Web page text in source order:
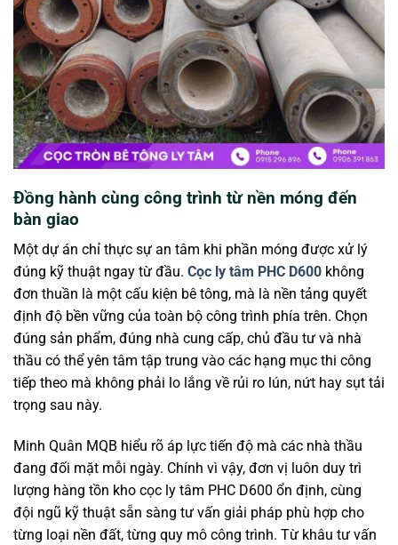
Đồng hành cùng công trình từ nền móng đến
bàn giao
Một dự án chỉ thực sự an tâm khi phần móng được xử lý
đúng kỹ thuật ngay từ đầu. Cọc ly tâm PHC D600 không
đơn thuần là một cấu kiện bê tông, mà là nền tảng quyết
định độ bền vững của toàn bộ công trình phía trên. Chọn
đúng sản phẩm, đúng nhà cung cấp, chủ đầu tư và nhà
thầu có thể yên tâm tập trung vào các hạng mục thi công
tiếp theo mà không phải lo lắng về rủi ro lún, nứt hay sụt tải
trọng sau này.
Minh Quân MQB hiểu rõ áp lực tiến độ mà các nhà thầu
đang đối mặt mỗi ngày. Chính vì vậy, đơn vị luôn duy trì
lượng hàng tồn kho cọc ly tâm PHC D600 ổn định, cùng
đội ngũ kỹ thuật sẵn sàng tư vấn giải pháp phù hợp cho
từng loại nền đất, từng quy mô công trình. Từ khâu tư vấn